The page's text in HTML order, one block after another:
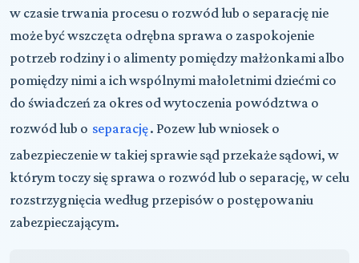
w czasie trwania procesu o rozwód lub o separację nie
może być wszczęta odrębna sprawa o zaspokojenie
potrzeb rodziny i o alimenty pomiędzy małżonkami albo
pomiędzy nimi a ich wspólnymi małoletnimi dziećmi co
do świadczeń za okres od wytoczenia powództwa o
rozwód lub o separację. Pozew lub wniosek o
zabezpieczenie w takiej sprawie sąd przekaże sądowi, w
którym toczy się sprawa o rozwód lub o separację, w celu
rozstrzygnięcia według przepisów o postępowaniu
zabezpieczającym.